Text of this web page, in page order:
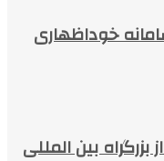
خوداظهاری
بزرگراه بین المللی